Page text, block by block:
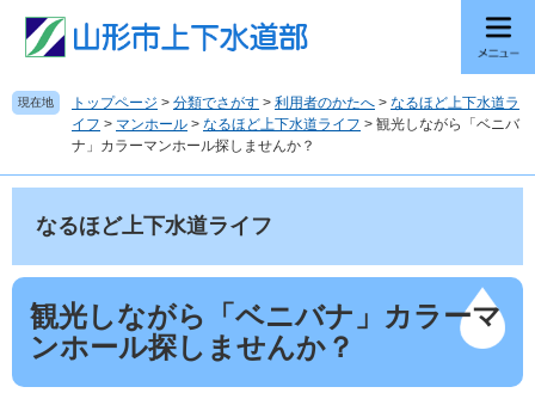
の
先
す
ー
を
し
文
へ
現在地 トップページ > 分類でさがす > 利用者のかたへ > なるほど上下水道ラ
イフ > マンホール > なるほど上下水道ライフ > 観光しながら「ベニバ
ナ」カラーマンホール探しませんか？
なるほど上下水道ライフ
本
観光しながら「ベニバナ」カラーマ
ンホール探しませんか？